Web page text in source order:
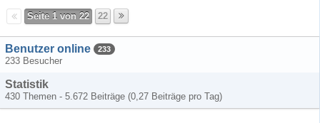
Seite 1 von 22 22
Benutzer online 233
233 Besucher
Statistik
430 Themen - 5.672 Beiträge (0,27 Beiträge pro Tag)